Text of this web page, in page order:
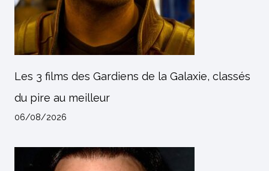
Les 3 films des Gardiens de la Galaxie, classés
du pire au meilleur
06/08/2026